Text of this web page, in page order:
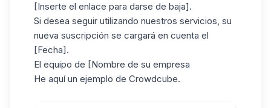
[Inserte el enlace para darse de baja].
Si desea seguir utilizando nuestros servicios, su
nueva suscripción se cargará en cuenta el
[Fecha].
El equipo de [Nombre de su empresa
He aquí un ejemplo de Crowdcube.